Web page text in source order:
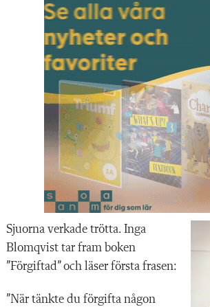
Sjuorna verkade trötta. Inga
Blomqvist tar fram boken
”Förgiftad” och läser första frasen:
”När tänkte du förgifta någon